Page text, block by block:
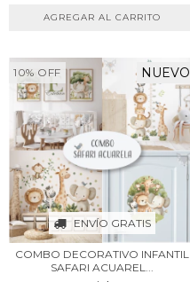
10% OFF
ENVÍO GRATIS
NUEVO
COMBO DECORATIVO INFANTIL
SAFARI ACUAREL...